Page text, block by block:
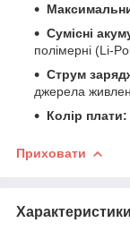
Сумісні
полімерні (Li-
Струм
джерела
Колір плати:
Приховати
Характеристики